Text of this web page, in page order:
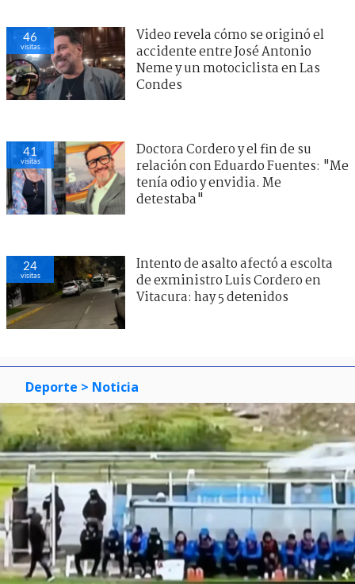
46
visitas
Video revela cómo se originó el
accidente entre José Antonio
Neme y un motociclista en Las
Condes
41
visitas
Doctora Cordero y el fin de su
relación con Eduardo Fuentes: "Me
tenía odio y envidia. Me
detestaba"
24
visitas
Intento de asalto afectó a escolta
de exministro Luis Cordero en
Vitacura: hay 5 detenidos
Deporte > Noticia